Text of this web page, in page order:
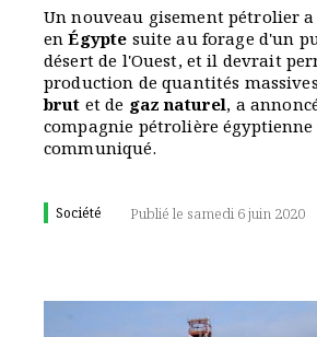
Un nouveau gisement pétrolier
enÉgypte suite au forage d'un
désert de l'Ouest, et il devrait
production de quantités
brut et de gaz naturel, a
compagnie pétrolière
communiqué.
Société Publié le samedi 6 juin 2020